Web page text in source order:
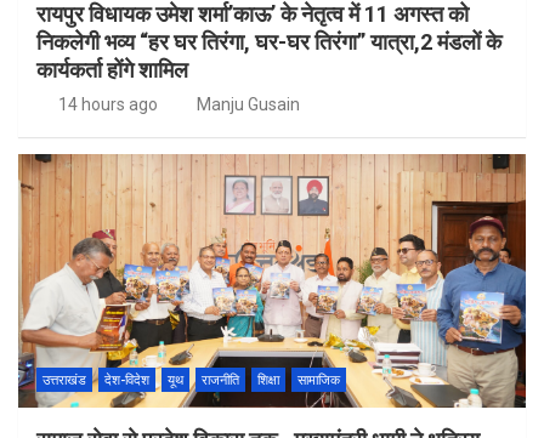
रायपुर विधायक उमेश शर्मा’काऊ’ के नेतृत्व में 11 अगस्त को
निकलेगी भव्य “हर घर तिरंगा, घर-घर तिरंगा” यात्रा,2 मंडलों के
कार्यकर्ता होंगे शामिल
14 hours ago Manju Gusain
उत्तराखंड देश-विदेश यूथ राजनीति शिक्षा सामाजिक